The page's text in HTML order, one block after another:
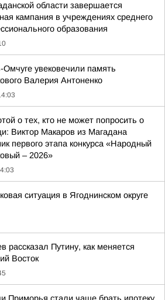
области завершается
кампания в учреждениях среднего
образования
Омчуге увековечили память
Валерия Антоненко
о тех, кто не может попросить о
Виктор Макаров из Магадана
первого этапа конкурса «Народный
– 2026»
ситуация в Ягоднинском округе
рассказал Путину, как меняется
Восток